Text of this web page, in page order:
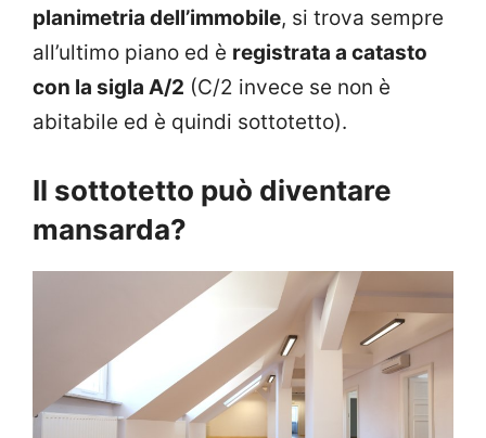
planimetria dell’immobile, si trova sempre
all’ultimo piano ed è registrata a catasto
con la sigla A/2 (C/2 invece se non è
abitabile ed è quindi sottotetto).
Il sottotetto può diventare
mansarda?